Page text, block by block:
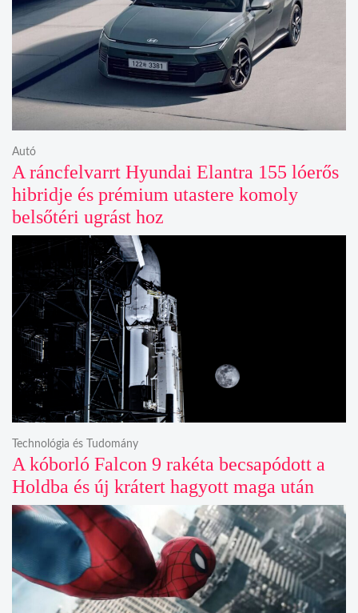
A ráncfelvarrt Hyundai Elantra 155 lóerős
hibridje és prémium utastere komoly
belsőtéri ugrást hoz
Autó
A kóborló Falcon 9 rakéta becsapódott a
Holdba és új krátert hagyott maga után
Technológia és Tudomány